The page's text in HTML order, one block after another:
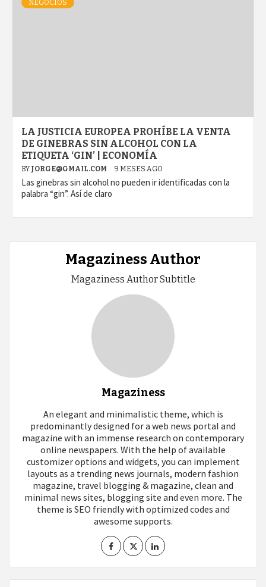
NEGOCIOS
LA JUSTICIA EUROPEA PROHÍBE LA VENTA
DE GINEBRAS SIN ALCOHOL CON LA
ETIQUETA ‘GIN’ | ECONOMÍA
BY JORGE@GMAIL.COM 9 MESES AGO
Las ginebras sin alcohol no pueden ir identificadas con la
palabra “gin”. Así de claro
Magaziness Author
Magaziness Author Subtitle
Magaziness
An elegant and minimalistic theme, which is
predominantly designed for a web news portal and
magazine with an immense research on contemporary
online newspapers. With the help of available
customizer options and widgets, you can implement
layouts as a trending news journals, modern fashion
magazine, travel blogging & magazine, clean and
minimal news sites, blogging site and even more. The
theme is SEO friendly with optimized codes and
awesome supports.